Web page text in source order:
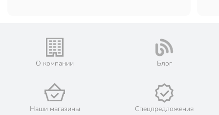
О компании Блог
Наши магазины Спецпредложения